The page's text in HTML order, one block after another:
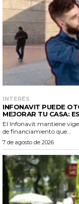
INTERÉS
INFONAVIT PUEDE
MEJORAR TU CASA:
El Infonavit mantiene
de financiamiento que...
7 de agosto de 2026